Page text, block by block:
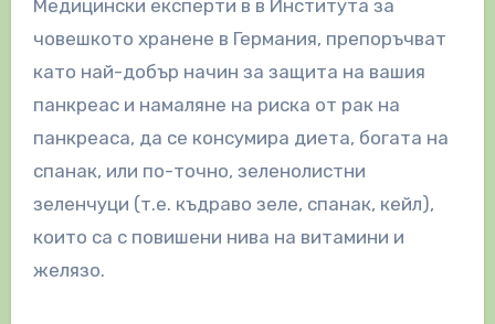
Медицински експерти в в Института за
човешкото хранене в Германия, препоръчват
като най-добър начин за защита на вашия
панкреас и намаляне на риска от рак на
панкреаса, да се консумира диета, богата на
спанак, или по-точно, зеленолистни
зеленчуци (т.е. къдраво зеле, спанак, кейл),
които са с повишени нива на витамини и
желязо.